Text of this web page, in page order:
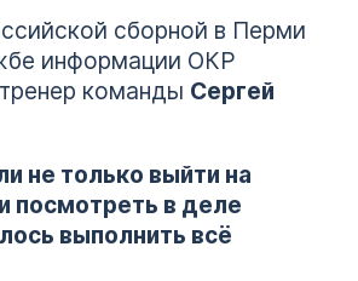
сборной в Перми
информации ОКР
команды Сергей
не только выйти на
посмотреть в деле
выполнить всё